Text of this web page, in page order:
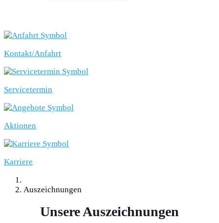
Kontakt/Anfahrt
Servicetermin
Aktionen
Karriere
Auszeichnungen
Unsere Auszeichnungen